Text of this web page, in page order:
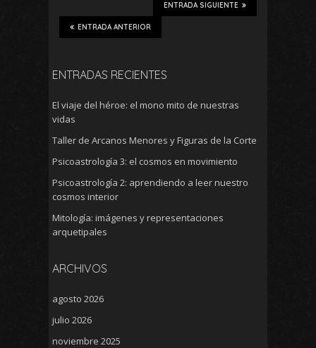
ENTRADA SIGUIENTE
ENTRADA ANTERIOR
ENTRADAS RECIENTES
El viaje del héroe: el mono mito de nuestras
vidas
Taller de Arcanos Menores y Figuras de la Corte
Psicoastrología 3: el cosmos en movimiento
Psicoastrología 2: aprendiendo a leer nuestro
cosmos interior
Mitología: imágenes y representaciones
arquetipales
ARCHIVOS
agosto 2026
julio 2026
noviembre 2025